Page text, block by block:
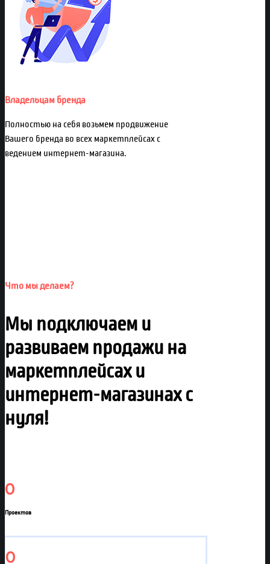
Владельцам бренда
Полностью на себя возьмем продвижение
Вашего бренда во всех маркетплейсах с
ведением интернет-магазина.
Что мы делаем?
Мы подключаем и
развиваем продажи на
маркетплейсах и
интернет-магазинах с
нуля!
0
Проектов
0